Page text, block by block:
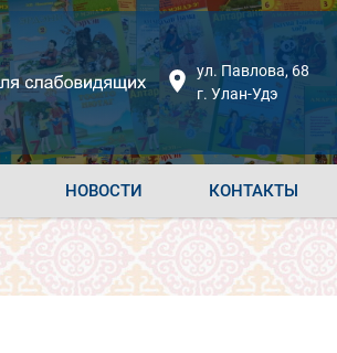
ул. Павлова, 68
г. Улан-Удэ
НОВОСТИ КОНТАКТЫ